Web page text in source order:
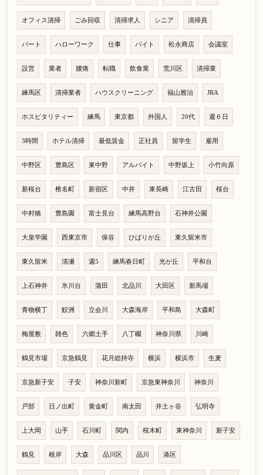
オフィス清掃 ごみ回収 清掃求人 シニア 清掃員
パート ハローワーク 仕事 バイト 松永商店 会議室
設営 業者 腰痛 転職 飲食業 荒川区 清掃業
練馬区 清掃業者 ハウスクリーニング 福山雅治 JRA
ホスピタリティー 練馬 東京都 外国人 20代 週６日
3時間 ホテル清掃 最低賃金 正社員 留学生 雇用
中野区 豊島区 東中野 アルバイト 中野坂上 小竹向原
新桜台 椎名町 新宿区 中井 東長崎 江古田 桜台
中村橋 豊島園 富士見台 練馬高野台 石神井公園
大泉学園 西東京市 保谷 ひばりが丘 東久留米市
東久留米 清瀬 週5 練馬春日町 光が丘 平和台
上石神井 氷川台 蒲田 北品川 大田区 新馬場
青物横丁 鮫洲 立会川 大森海岸 平和島 大森町
梅屋敷 雑色 六郷土手 八丁畷 神奈川県 川崎
鶴見市場 京急鶴見 花月総持寺 横浜 横浜市 生麦
京急新子安 子安 神奈川新町 京急東神奈川 神奈川
戸部 日ノ出町 黄金町 南太田 井土ヶ谷 弘明寺
上大岡 山手 石川町 関内 桜木町 東神奈川 新子安
鶴見 根岸 大森 品川区 品川 港区